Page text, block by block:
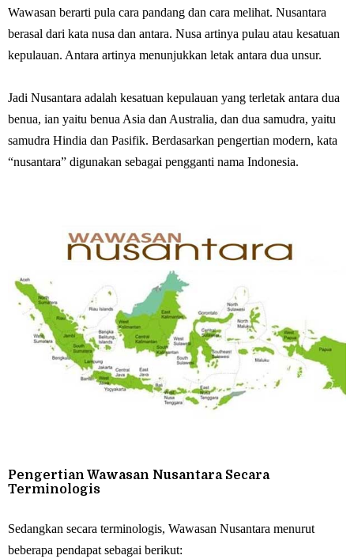
Wawasan berarti pula cara pandang dan cara melihat. Nusantara
berasal dari kata nusa dan antara. Nusa artinya pulau atau kesatuan
kepulauan. Antara artinya menunjukkan letak antara dua unsur.
Jadi Nusantara adalah kesatuan kepulauan yang terletak antara dua
benua, ian yaitu benua Asia dan Australia, dan dua samudra, yaitu
samudra Hindia dan Pasifik. Berdasarkan pengertian modern, kata
“nusantara” digunakan sebagai pengganti nama Indonesia.
Pengertian Wawasan Nusantara Secara
Terminologis
Sedangkan secara terminologis, Wawasan Nusantara menurut
beberapa pendapat sebagai berikut: